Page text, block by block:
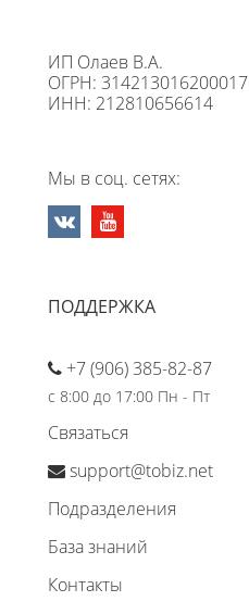
ИП Олаев В.А.
ОГРН: 314213016200017
ИНН: 212810656614
Мы в соц. сетях:
ПОДДЕРЖКА
+7 (906) 385-82-87
с 8:00 до 17:00 Пн - Пт
Связаться
support@tobiz.net
Подразделения
База знаний
Контакты